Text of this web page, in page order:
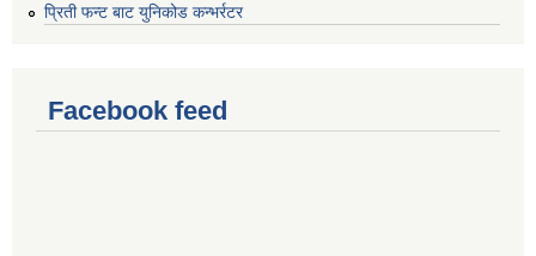
प्रिती फन्ट बाट युनिकोड कन्भर्रटर
Facebook feed